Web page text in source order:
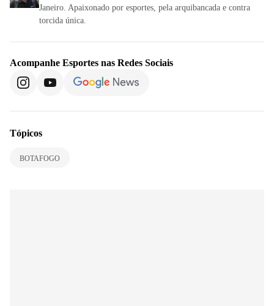
Janeiro. Apaixonado por esportes, pela arquibancada e contra
torcida única.
Acompanhe Esportes nas Redes Sociais
Tópicos
BOTAFOGO